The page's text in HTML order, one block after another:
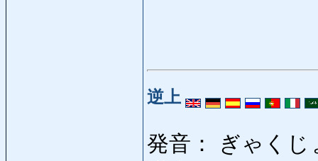
逆上
発音： ぎゃくじ